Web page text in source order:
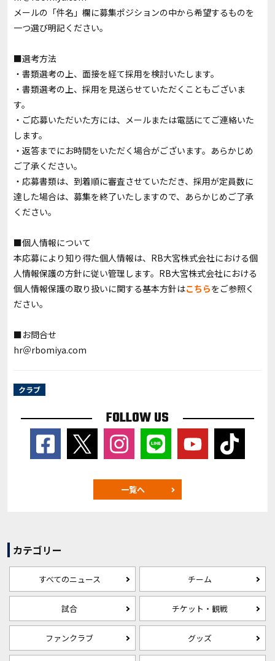
メールの「件名」欄に募集ポジションの中から希望するものを
一つ選び明記ください。
■選考方法
・書類選考の上、面接を経て採用を検討いたします。
・書類選考の上、採用を見送らせていただくこともございま
す。
・ご応募いただいた方には、メールまたは電話にてご連絡いた
します。
・返答までにお時間をいただく場合がございます。あらかじめ
ご了承ください。
・応募書類は、到着順に審査させていただき、採用が定員数に
達した場合は、募集を終了いたしますので、あらかじめご了承
ください。
■個人情報について
本応募により知り得た個人情報は、RB大宮株式会社における個
人情報保護の方針に従い管理します。 RB大宮株式会社における
個人情報保護の取り扱いに関する基本方針はこちらをご参照く
ださい。
■お問合せ
hr＠rbomiya.com
クラブ
FOLLOW US
一覧へ
カテゴリー
すべてのニュース チーム
試合 チケット・観戦
ファンクラブ グッズ